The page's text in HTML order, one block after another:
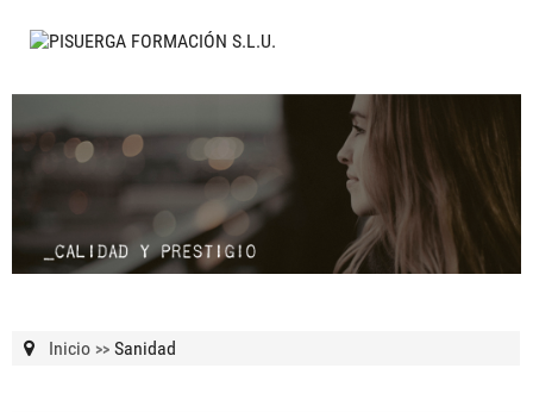
Inicio >> Sanidad